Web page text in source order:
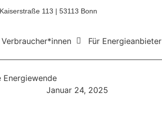
Kaiserstraße 113 | 53113 Bonn
Verbraucher*innen Für Energieanbieter
Energiewende
Januar 24, 2025